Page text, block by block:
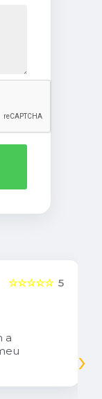
5
☆☆☆☆☆
a
›